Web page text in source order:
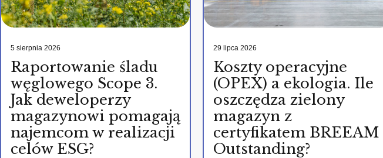
5 sierpnia 2026
Raportowanie śladu
węglowego Scope 3.
Jak deweloperzy
magazynowi pomagają
najemcom w realizacji
celów ESG?
29 lipca 2026
Koszty operacyjne
(OPEX) a ekologia. Ile
oszczędza zielony
magazyn z
certyfikatem BREEAM
Outstanding?